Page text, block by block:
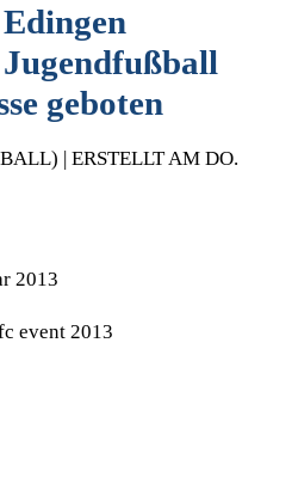
geboten
| ERSTELLT AM DO. 1
2013